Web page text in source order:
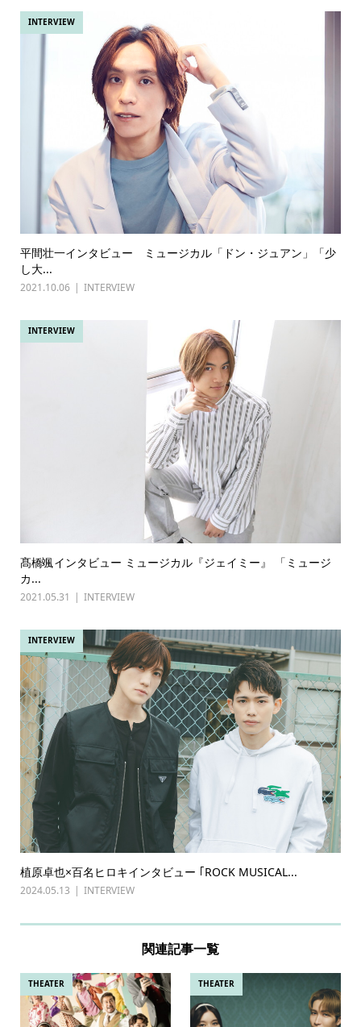
INTERVIEW
平間壮一インタビュー ミュージカル「ドン・ジュアン」「少
し大...
2021.10.06 INTERVIEW
INTERVIEW
髙橋颯インタビュー ミュージカル『ジェイミー』 「ミュージ
カ...
2021.05.31 INTERVIEW
INTERVIEW
植原卓也×百名ヒロキインタビュー ｢ROCK MUSICAL...
2024.05.13 INTERVIEW
関連記事一覧
THEATER THEATER